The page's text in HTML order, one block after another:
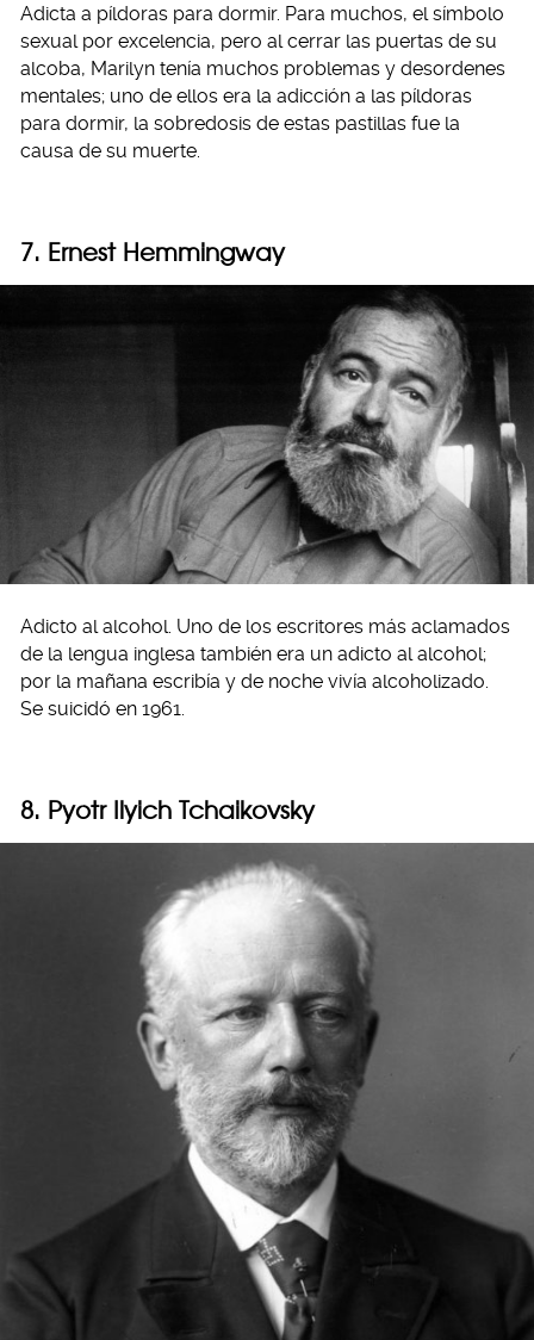
Adicta a píldoras para dormir. Para muchos, el símbolo
sexual por excelencia, pero al cerrar las puertas de su
alcoba, Marilyn tenía muchos problemas y desordenes
mentales; uno de ellos era la adicción a las píldoras
para dormir, la sobredosis de estas pastillas fue la
causa de su muerte.
7. Ernest Hemmingway
Adicto al alcohol. Uno de los escritores más aclamados
de la lengua inglesa también era un adicto al alcohol;
por la mañana escribía y de noche vivía alcoholizado.
Se suicidó en 1961.
8. Pyotr Ilyich Tchaikovsky